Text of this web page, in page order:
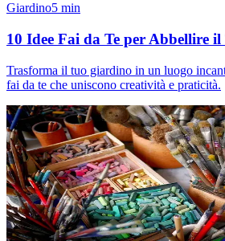
Giardino5 min
10 Idee Fai da Te per Abbellire
Trasforma il tuo giardino in un luogo
fai da te che uniscono creatività e praticità.